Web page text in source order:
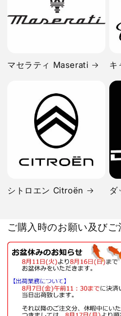
マセラティ Maserati キ
シトロエン Citroën ダ
ご購入時のお願い及びご